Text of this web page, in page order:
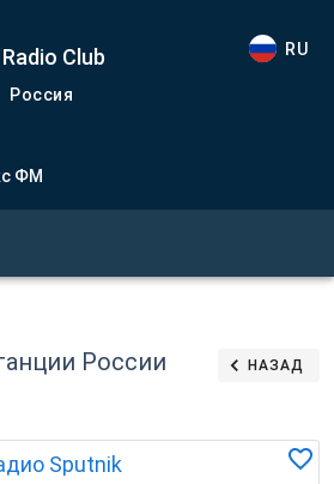
Club
Россия
RU
ФМ
России
НАЗАД
Sputnik